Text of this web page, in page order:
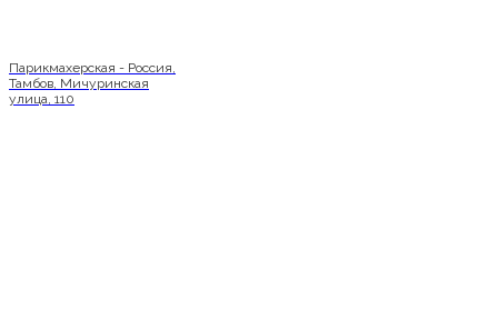
Парикмахерская - Россия,
Тамбов, Мичуринская
улица, 110